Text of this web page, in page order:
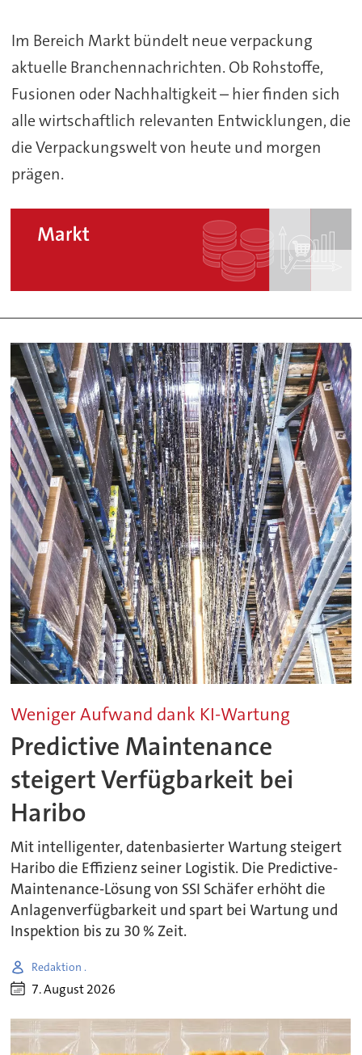
Im Bereich Markt bündelt neue verpackung
aktuelle Branchennachrichten. Ob Rohstoffe,
Fusionen oder Nachhaltigkeit – hier finden sich
alle wirtschaftlich relevanten Entwicklungen, die
die Verpackungswelt von heute und morgen
prägen.
Weniger Aufwand dank KI-Wartung
Predictive Maintenance
steigert Verfügbarkeit bei
Haribo
Mit intelligenter, datenbasierter Wartung steigert
Haribo die Effizienz seiner Logistik. Die Predictive-
Maintenance-Lösung von SSI Schäfer erhöht die
Anlagenverfügbarkeit und spart bei Wartung und
Inspektion bis zu 30 % Zeit.
Redaktion .
7. August 2026